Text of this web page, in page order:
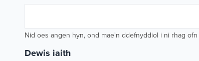
Nid oes angen hyn, ond mae'n ddefnyddiol i ni rhag
Dewis iaith